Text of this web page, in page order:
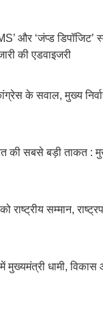
और ‘जंप्ड
की एडवाइजरी
के सवाल, मुख्य
की सबसे बड़ी ताकत :
राष्ट्रीय सम्मान,
मुख्यमंत्री धामी,